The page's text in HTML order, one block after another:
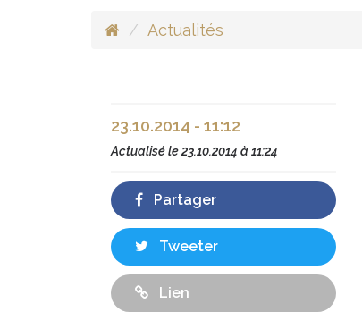
Actualités
23.10.2014 - 11:12
Actualisé le23.10.2014 à 11:24
Partager
Tweeter
Lien